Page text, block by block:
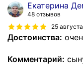
Екатерина
48 отзывов
25
Достоинства:
Комментарий: